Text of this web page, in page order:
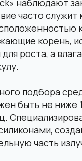
наблюдают
часто служит
корень,
роста, а
подбора
быть не ниже
часть